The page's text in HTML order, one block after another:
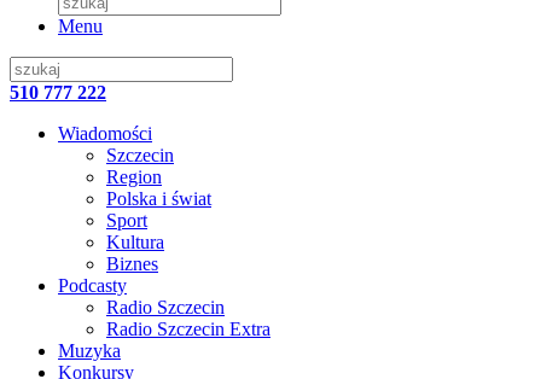
Menu
510 777 222
Wiadomości
Szczecin
Region
Polska i świat
Sport
Kultura
Biznes
Podcasty
Radio Szczecin
Radio Szczecin Extra
Muzyka
Konkursy